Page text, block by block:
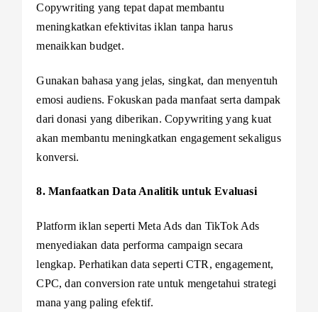
Copywriting yang tepat dapat membantu
meningkatkan efektivitas iklan tanpa harus
menaikkan budget.
Gunakan bahasa yang jelas, singkat, dan menyentuh
emosi audiens. Fokuskan pada manfaat serta dampak
dari donasi yang diberikan. Copywriting yang kuat
akan membantu meningkatkan engagement sekaligus
konversi.
8. Manfaatkan Data Analitik untuk Evaluasi
Platform iklan seperti Meta Ads dan TikTok Ads
menyediakan data performa campaign secara
lengkap. Perhatikan data seperti CTR, engagement,
CPC, dan conversion rate untuk mengetahui strategi
mana yang paling efektif.